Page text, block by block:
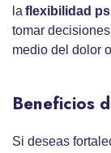
la flexibilidad
tomar
medio del dolor
Beneficios
Si deseas